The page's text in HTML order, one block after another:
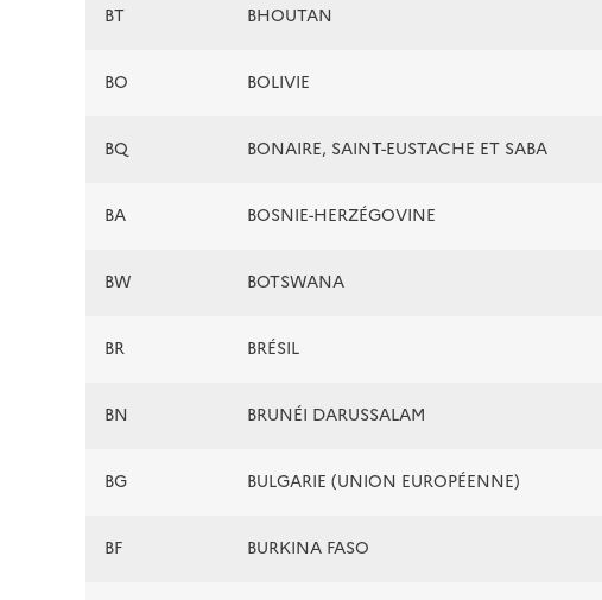
BT BHOUTAN
BO BOLIVIE
BQ BONAIRE, SAINT-EUSTACHE ET SABA
BA BOSNIE-HERZÉGOVINE
BW BOTSWANA
BR BRÉSIL
BN BRUNÉI DARUSSALAM
BG BULGARIE (UNION EUROPÉENNE)
BF BURKINA FASO